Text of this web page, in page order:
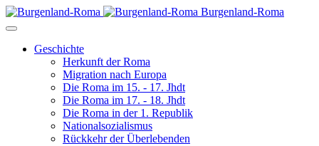
Burgenland-Roma
Geschichte
Herkunft der Roma
Migration nach Europa
Die Roma im 15. - 17. Jhdt
Die Roma im 17. - 18. Jhdt
Die Roma in der 1. Republik
Nationalsozialismus
Rückkehr der Überlebenden